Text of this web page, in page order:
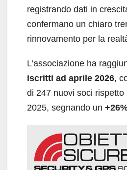
registrando dati in
confermano un chiaro
rinnovamento per la
L’associazione ha
iscritti ad aprile 2026,
di 247 nuovi soci rispetto
2025, segnando un